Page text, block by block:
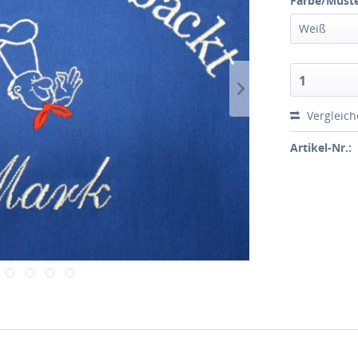
Weiß
1
Artikel-Nr.: